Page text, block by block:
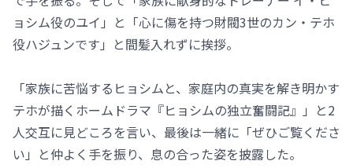
ョシム役のユイ」と「心に傷を持つ財閥3世のカン・テホ
役ハジュンです」と間髪入れずに挨拶。
「家族に苦悩するヒョシムと、家庭内の真実を解き明かす
テホが描くホームドラマ『ヒョシムの独立奮闘記』」と2
人交互に見どころを言い、最後は一緒に「ぜひご覧くださ
い」と仲よく手を振り、息の合った姿を披露した。